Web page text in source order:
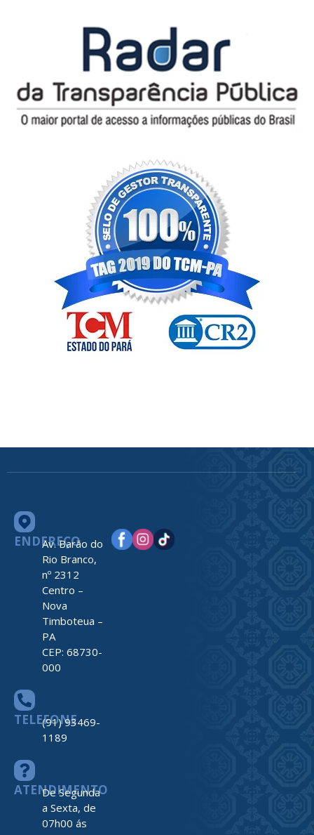
ENDEREÇO
Av. Barão do
Rio Branco,
nº 2312
Centro –
Nova
Timboteua –
PA
CEP: 68730-
000
TELEFONE
(91) 93469-
1189
ATENDIMENTO
De Segunda
a Sexta, de
07h00 ás